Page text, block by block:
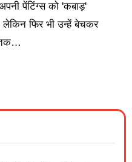
पेंटिंग्स को 'कबाड़'
फिर भी उन्हें बेचकर